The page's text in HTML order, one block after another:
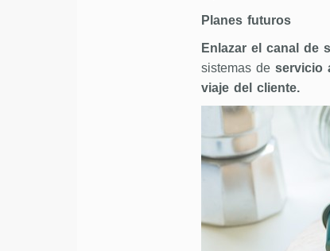
Planes futuros
Enlazar el canal de
sistemas de servicio
viaje del cliente.